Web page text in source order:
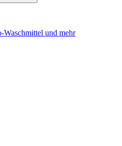
Waschmittel und mehr